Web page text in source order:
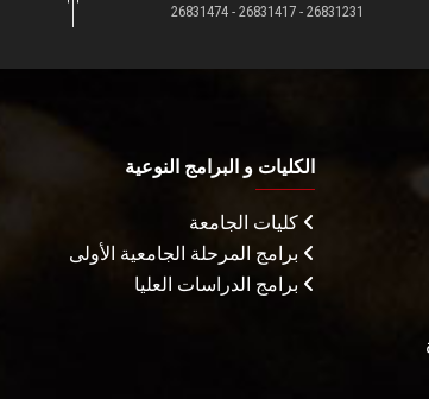
26831231 - 26831417 - 26831474
الكليات و البرامج النوعية
كليات الجامعة
برامج المرحلة الجامعية الأولى
برامج الدراسات العليا